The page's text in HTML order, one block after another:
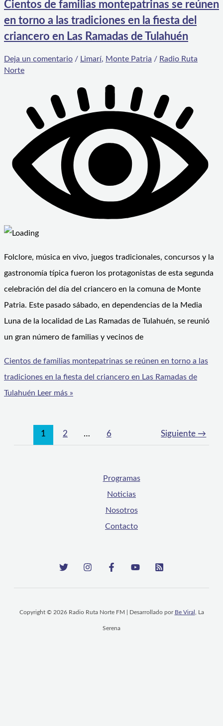
Cientos de familias montepatrinas se reúnen
en torno a las tradiciones en la fiesta del
criancero en Las Ramadas de Tulahuén
Deja un comentario / Limarí, Monte Patria / Radio Ruta
Norte
Folclore, música en vivo, juegos tradicionales, concursos y la
gastronomía típica fueron los protagonistas de esta segunda
celebración del día del criancero en la comuna de Monte
Patria. Este pasado sábado, en dependencias de la Media
Luna de la localidad de Las Ramadas de Tulahuén, se reunió
un gran número de familias y vecinos de
Cientos de familias montepatrinas se reúnen en torno a las
tradiciones en la fiesta del criancero en Las Ramadas de
Tulahuén Leer más »
1 2 … 6 Siguiente →
Programas
Noticias
Nosotros
Contacto
Copyright © 2026 Radio Ruta Norte FM | Desarrollado por Be Viral , La
Serena